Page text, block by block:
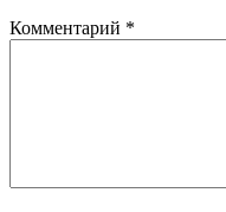
Комментарий *